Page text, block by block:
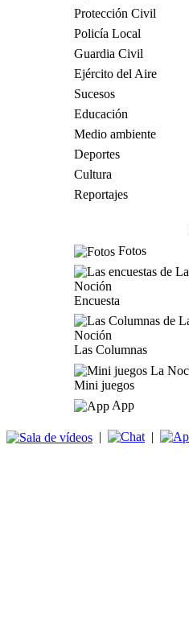
Protección Civil
Policía Local
Guardia Civil
Ejército del Aire
Sucesos
Educación
Medio ambiente
Deportes
Cultura
Reportajes
Fotos
Encuesta
Las Columnas
Mini juegos
App
| |